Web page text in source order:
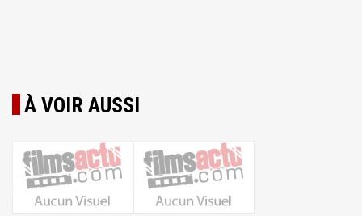
À VOIR AUSSI